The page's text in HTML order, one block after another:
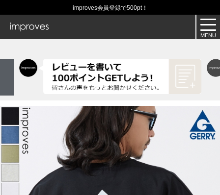
improves会員登録で500pt！